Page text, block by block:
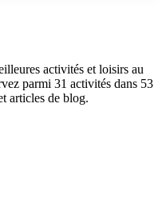
activités et loisirs au
parmi 31 activités dans 53
articles de blog.